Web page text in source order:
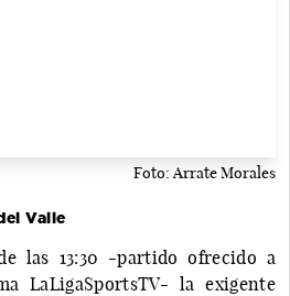
Foto: Arrate Morales
Valle
las 13:30 -partido ofrecido a
LaLigaSportsTV- la exigente